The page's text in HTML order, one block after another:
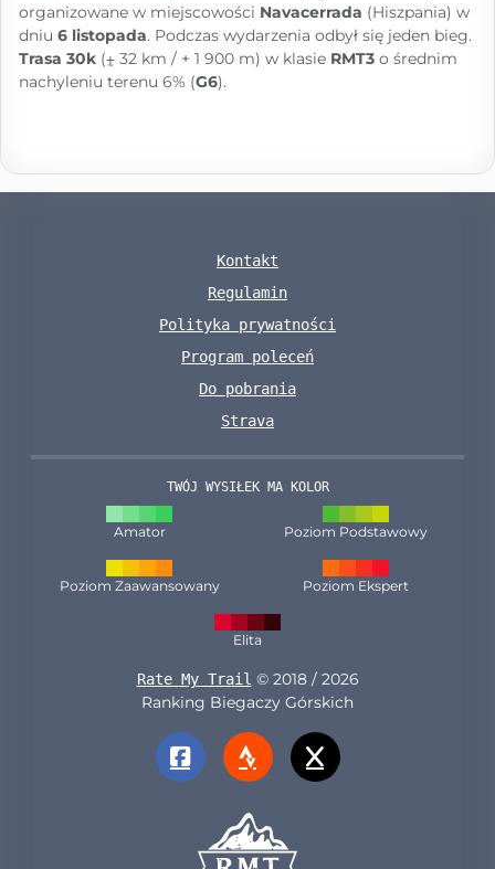
organizowane w miejscowości Navacerrada (Hiszpania) w
dniu 6 listopada. Podczas wydarzenia odbył się jeden bieg.
Trasa 30k (⨦ 32 km / + 1 900 m) w klasie RMT3 o średnim
nachyleniu terenu 6% (G6).
Kontakt
Regulamin
Polityka prywatności
Program poleceń
Do pobrania
Strava
TWÓJ WYSIŁEK MA KOLOR
Amator Poziom Podstawowy
Poziom Zaawansowany Poziom Ekspert
Elita
Rate My Trail © 2018 / 2026
Ranking Biegaczy Górskich